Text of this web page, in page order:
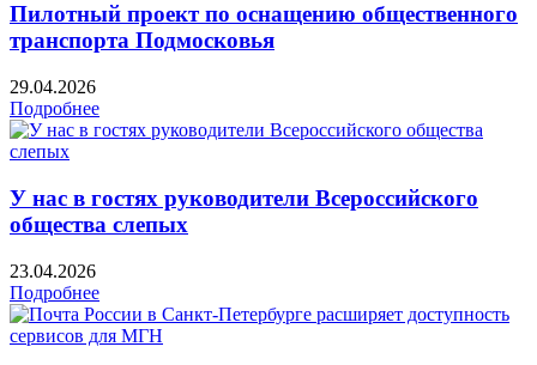
Пилотный проект по оснащению общественного
транспорта Подмосковья
29.04.2026
Подробнее
У нас в гостях руководители Всероссийского
общества слепых
23.04.2026
Подробнее